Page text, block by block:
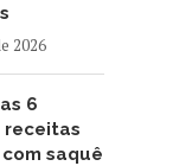
2026
6
receitas
saquê